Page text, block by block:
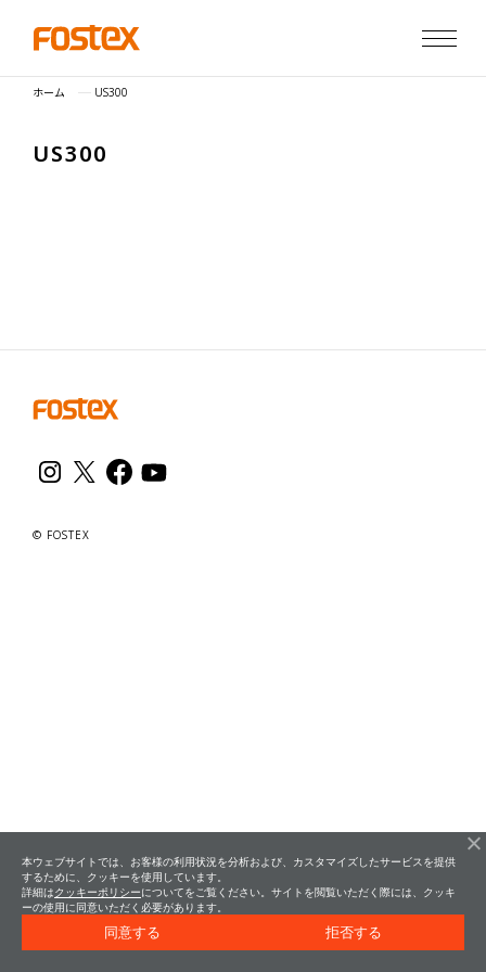
ホーム US300
US300
© FOSTEX
本ウェブサイトでは、お客様の利用状況を分析および、カスタマイズしたサービスを提供
するために、クッキーを使用しています。
詳細はクッキーポリシーについてをご覧ください。サイトを閲覧いただく際には、クッキ
ーの使用に同意いただく必要があります。
同意する 拒否する